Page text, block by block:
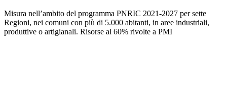
Misura nell’ambito del programma PNRIC 2021-2027 per sette
Regioni, nei comuni con più di 5.000 abitanti, in aree industriali,
produttive o artigianali. Risorse al 60% rivolte a PMI